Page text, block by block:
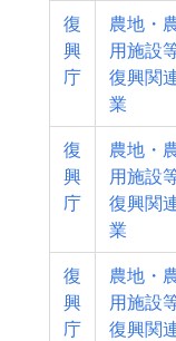
復
興
庁
農地・
用施設
復興関
業
復
興
庁
農地・
用施設
復興関
業
復
興
庁
農地・
用施設
復興関